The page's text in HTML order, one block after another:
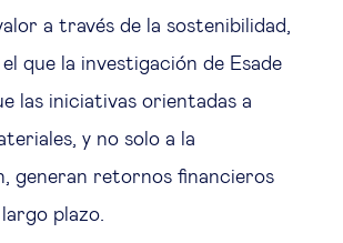
a través de la sostenibilidad,
que la investigación de Esade
las iniciativas orientadas a
y no solo a la
generan retornos financieros
plazo.